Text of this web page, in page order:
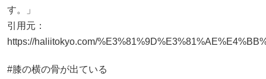
す。」
引用元：
https://haliitokyo.com/
#膝の横の骨が出ている